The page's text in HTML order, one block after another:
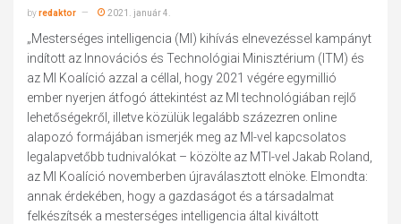
byredaktor 2021. január 4.
„Mesterséges intelligencia (MI) kihívás elnevezéssel kampányt
indított az Innovációs és Technológiai Minisztérium (ITM) és
az MI Koalíció azzal a céllal, hogy 2021 végére egymillió
ember nyerjen átfogó áttekintést az MI technológiában rejlő
lehetőségekről, illetve közülük legalább százezren online
alapozó formájában ismerjék meg az MI-vel kapcsolatos
legalapvetőbb tudnivalókat – közölte az MTI-vel Jakab Roland,
az MI Koalíció novemberben újraválasztott elnöke. Elmondta:
annak érdekében, hogy a gazdaságot és a társadalmat
felkészítsék a mesterséges intelligencia által kiváltott